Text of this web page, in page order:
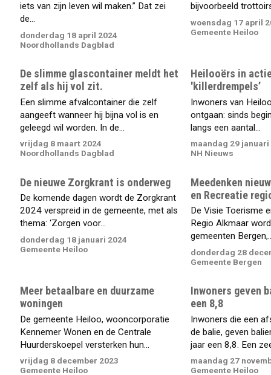
iets van zijn leven wil maken.” Dat zei
de...
donderdag 18 april 2024
Noordhollands Dagblad
bijvoorbeeld
woensdag 17 april
Gemeente Heiloo
De slimme glascontainer meldt het
zelf als hij vol zit.
Een slimme afvalcontainer die zelf
aangeeft wanneer hij bijna vol is en
geleegd wil worden. In de...
vrijdag 8 maart 2024
Noordhollands Dagblad
Heilooërs in
'killerdrempels’
Inwoners van
ontgaan: sinds
langs een aantal...
maandag 29 januari
NH Nieuws
De nieuwe Zorgkrant is onderweg
De komende dagen wordt de Zorgkrant
2024 verspreid in de gemeente, met als
thema: ‘Zorgen voor...
donderdag 18 januari 2024
Gemeente Heiloo
Meedenken
en Recreatie
De Visie Toerisme
Regio Alkmaar
gemeenten
donderdag 28
Gemeente Bergen
Meer betaalbare en duurzame
woningen
De gemeente Heiloo, wooncorporatie
Kennemer Wonen en de Centrale
Huurderskoepel versterken hun...
vrijdag 8 december 2023
Gemeente Heiloo
Inwoners geven
een 8,8
Inwoners die een
de balie, geven
jaar een 8,8. Een
maandag 27
Gemeente Heiloo